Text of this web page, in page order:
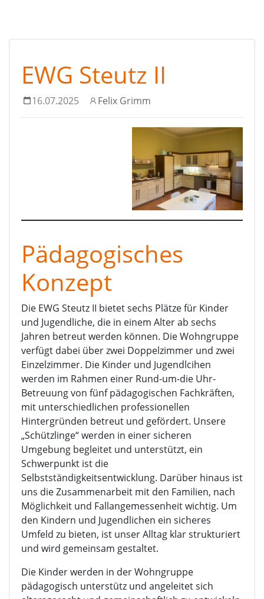
EWG Steutz II
16.07.2025 Felix Grimm
Pädagogisches
Konzept
Die EWG Steutz II bietet sechs Plätze für Kinder
und Jugendliche, die in einem Alter ab sechs
Jahren betreut werden können. Die Wohngruppe
verfügt dabei über zwei Doppelzimmer und zwei
Einzelzimmer. Die Kinder und Jugendlcihen
werden im Rahmen einer Rund-um-die Uhr-
Betreuung von fünf pädagogischen Fachkräften,
mit unterschiedlichen professionellen
Hintergründen betreut und gefördert. Unsere
„Schützlinge“ werden in einer sicheren
Umgebung begleitet und unterstützt, ein
Schwerpunkt ist die
Selbstständigkeitsentwicklung. Darüber hinaus ist
uns die Zusammenarbeit mit den Familien, nach
Möglichkeit und Fallangemessenheit wichtig. Um
den Kindern und Jugendlichen ein sicheres
Umfeld zu bieten, ist unser Alltag klar strukturiert
und wird gemeinsam gestaltet.
Die Kinder werden in der Wohngruppe
pädagogisch unterstütz und angeleitet sich